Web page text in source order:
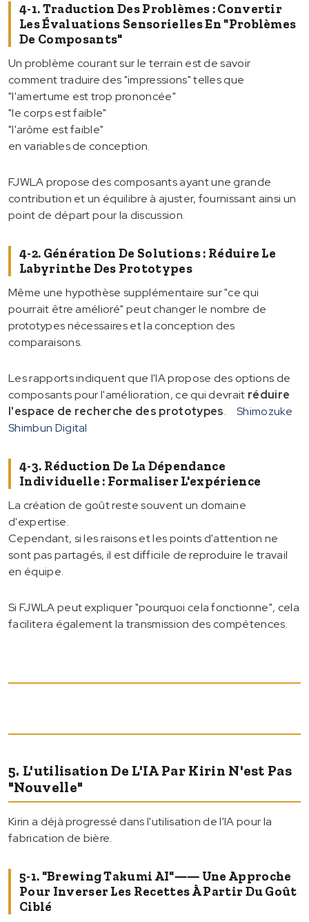
4-1. Traduction Des Problèmes : Convertir
Les Évaluations Sensorielles En "problèmes
De Composants"
Un problème courant sur le terrain est de savoir
comment traduire des "impressions" telles que
"l'amertume est trop prononcée"
"le corps est faible"
"l'arôme est faible"
en variables de conception.
FJWLA propose des composants ayant une grande
contribution et un équilibre à ajuster, fournissant ainsi un
point de départ pour la discussion.
4-2. Génération De Solutions : Réduire Le
Labyrinthe Des Prototypes
Même une hypothèse supplémentaire sur "ce qui
pourrait être amélioré" peut changer le nombre de
prototypes nécessaires et la conception des
comparaisons.
Les rapports indiquent que l'IA propose des options de
composants pour l'amélioration, ce qui devrait réduire
l'espace de recherche des prototypes.
Shimozuke
Shimbun Digital
4-3. Réduction De La Dépendance
Individuelle : Formaliser L'expérience
La création de goût reste souvent un domaine
d'expertise.
Cependant, si les raisons et les points d'attention ne
sont pas partagés, il est difficile de reproduire le travail
en équipe.
Si FJWLA peut expliquer "pourquoi cela fonctionne", cela
facilitera également la transmission des compétences.
5. L'utilisation De L'IA Par Kirin N'est Pas
"nouvelle"
Kirin a déjà progressé dans l'utilisation de l'IA pour la
fabrication de bière.
5-1. "Brewing Takumi AI"―― Une Approche
Pour Inverser Les Recettes À Partir Du Goût
Ciblé